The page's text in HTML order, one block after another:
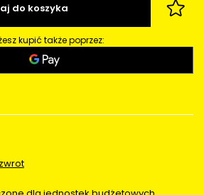
do koszyka
kupić także poprzez: